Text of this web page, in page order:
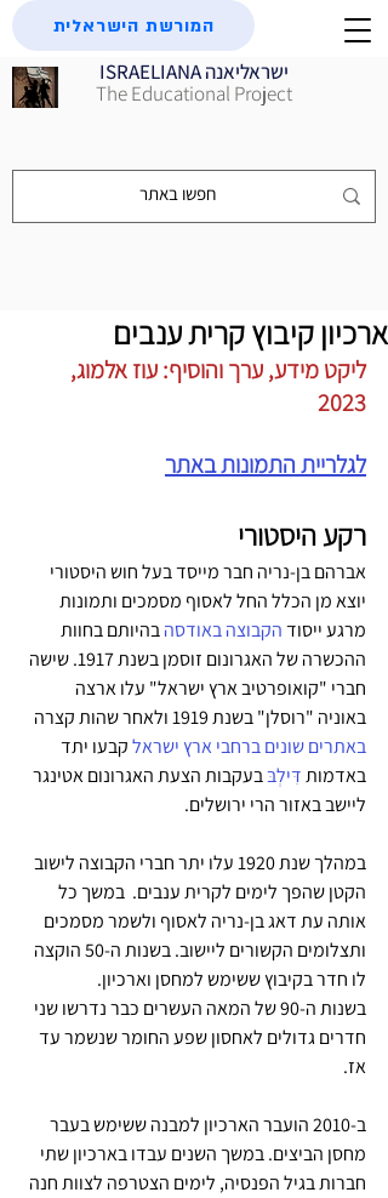
ISRAELIANA ישראליאנה
The Educational Project
המורשת הישראלית
ארכיון קיבוץ קרית ענבים
ליקט מידע, ערך והוסיף: עוז אלמוג,
2023
לגלריית התמונות באתר
רקע היסטורי
אברהם בן-נריה חבר מייסד בעל חוש היסטורי
יוצא מן הכלל החל לאסוף מסמכים ותמונות
מרגע ייסוד הקבוצה באודסה בהיותם בחוות
ההכשרה של האגרונום זוסמן בשנת 1917. שישה
חברי "קואופרטיב ארץ ישראל" עלו ארצה
באוניה "רוסלן" בשנת 1919 ולאחר שהות קצרה
באתרים שונים ברחבי ארץ ישראל קבעו יתד
באדמות דִּילְבּ בעקבות הצעת האגרונום אטינגר
ליישב באזור הרי ירושלים.
במהלך שנת 1920 עלו יתר חברי הקבוצה לישוב
הקטן שהפך לימים לקרית ענבים.  במשך כל
אותה עת דאג בן-נריה לאסוף ולשמר מסמכים
ותצלומים הקשורים ליישוב. בשנות ה-50 הוקצה
לו חדר בקיבוץ ששימש למחסן וארכיון.
בשנות ה-90 של המאה העשרים כבר נדרשו שני
חדרים גדולים לאחסון שפע החומר שנשמר עד
אז.
ב-2010 הועבר הארכיון למבנה ששימש בעבר
מחסן הביצים. במשך השנים עבדו בארכיון שתי
חברות בגיל הפנסיה, לימים הצטרפה לצוות חנה